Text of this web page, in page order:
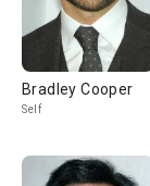
Bradley Cooper
Self